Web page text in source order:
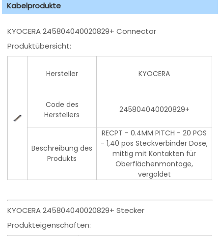
Kabelprodukte
KYOCERA 245804040020829+ Connector
Produktübersicht:
Hersteller KYOCERA
Code des
Herstellers
245804040020829+
Beschreibung des
Produkts
RECPT - 0.4MM PITCH - 20 POS
- 1,40 pos Steckverbinder Dose,
mittig mit Kontakten für
Oberflächenmontage,
vergoldet
KYOCERA 245804040020829+ Stecker
Produkteigenschaften: